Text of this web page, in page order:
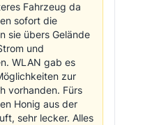
Fahrzeug da
sofort die
sie übers Gelände
und
WLAN gab es
zur
vorhanden. Fürs
Honig aus der
sehr lecker. Alles